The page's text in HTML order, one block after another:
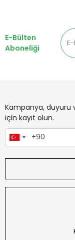
E-Bülten
Aboneliği
Kampanya, duyuru
için kayıt olun.